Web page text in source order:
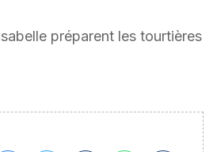
préparent les tourtières